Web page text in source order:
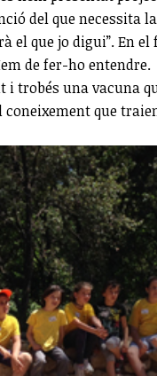
del que necessita
el que jo digui”. En
de fer-ho entendre.
trobés una vacuna
que